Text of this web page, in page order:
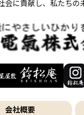
会に貢献し、私たちの
会社概要